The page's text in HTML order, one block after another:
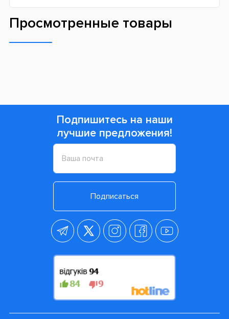
Просмотренные товары
Подпишитесь на наши
лучшие предложения!
Подписаться